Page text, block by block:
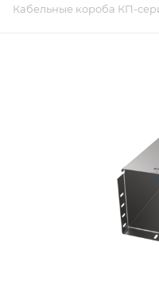
Кабельные короба КП-